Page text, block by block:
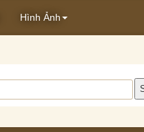
Hình Ảnh